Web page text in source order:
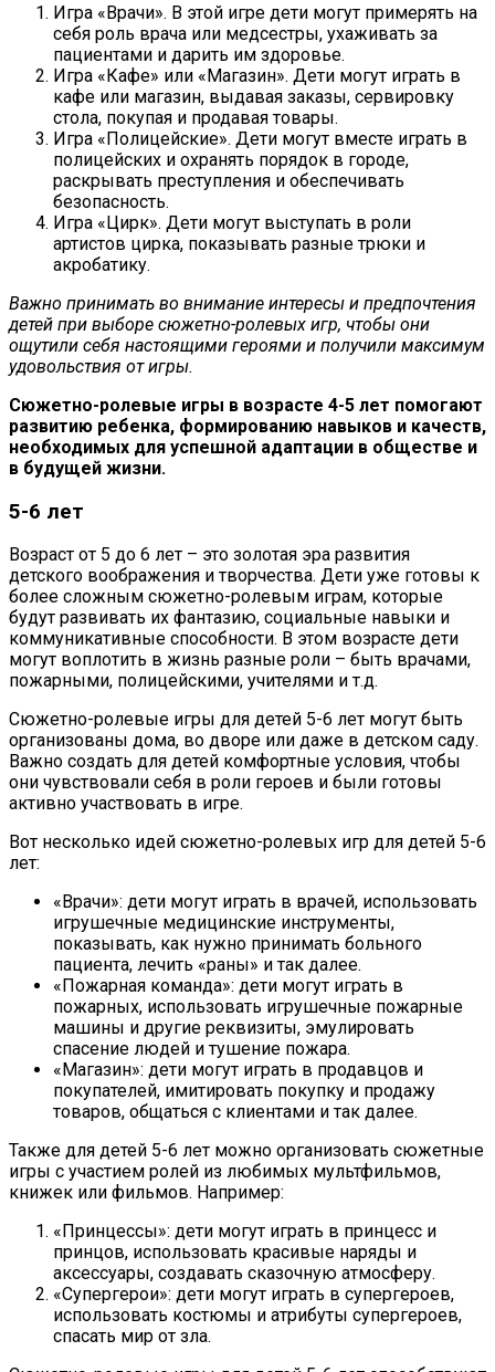
Игра «Врачи». В этой игре дети могут примерять на
себя роль врача или медсестры, ухаживать за
пациентами и дарить им здоровье.
Игра «Кафе» или «Магазин». Дети могут играть в
кафе или магазин, выдавая заказы, сервировку
стола, покупая и продавая товары.
Игра «Полицейские». Дети могут вместе играть в
полицейских и охранять порядок в городе,
раскрывать преступления и обеспечивать
безопасность.
Игра «Цирк». Дети могут выступать в роли
артистов цирка, показывать разные трюки и
акробатику.
Важно принимать во внимание интересы и предпочтения
детей при выборе сюжетно-ролевых игр, чтобы они
ощутили себя настоящими героями и получили максимум
удовольствия от игры.
Сюжетно-ролевые игры в возрасте 4-5 лет помогают
развитию ребенка, формированию навыков и качеств,
необходимых для успешной адаптации в обществе и
в будущей жизни.
5-6 лет
Возраст от 5 до 6 лет – это золотая эра развития
детского воображения и творчества. Дети уже готовы к
более сложным сюжетно-ролевым играм, которые
будут развивать их фантазию, социальные навыки и
коммуникативные способности. В этом возрасте дети
могут воплотить в жизнь разные роли – быть врачами,
пожарными, полицейскими, учителями и т.д.
Сюжетно-ролевые игры для детей 5-6 лет могут быть
организованы дома, во дворе или даже в детском саду.
Важно создать для детей комфортные условия, чтобы
они чувствовали себя в роли героев и были готовы
активно участвовать в игре.
Вот несколько идей сюжетно-ролевых игр для детей 5-6
лет:
«Врачи»: дети могут играть в врачей, использовать
игрушечные медицинские инструменты,
показывать, как нужно принимать больного
пациента, лечить «раны» и так далее.
«Пожарная команда»: дети могут играть в
пожарных, использовать игрушечные пожарные
машины и другие реквизиты, эмулировать
спасение людей и тушение пожара.
«Магазин»: дети могут играть в продавцов и
покупателей, имитировать покупку и продажу
товаров, общаться с клиентами и так далее.
Также для детей 5-6 лет можно организовать сюжетные
игры с участием ролей из любимых мультфильмов,
книжек или фильмов. Например:
«Принцессы»: дети могут играть в принцесс и
принцов, использовать красивые наряды и
аксессуары, создавать сказочную атмосферу.
«Супергерои»: дети могут играть в супергероев,
использовать костюмы и атрибуты супергероев,
спасать мир от зла.